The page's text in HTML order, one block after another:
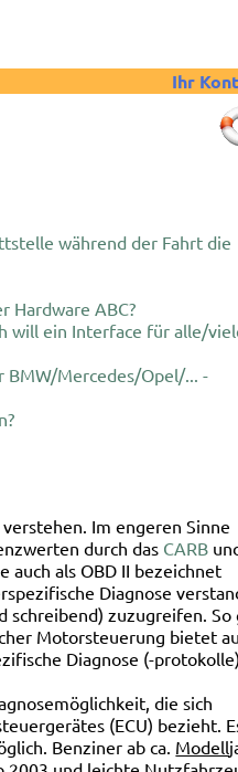
Ihr
während der Fahrt die
Hardware ABC?
will ein Interface für alle/
BMW/Mercedes/Opel/... -
Im engeren Sinne
durch das CARB
als OBD II bezeichnet
Diagnose
schreibend) zuzugreifen. So
Motorsteuerung bietet
Diagnose (-protokolle)
die sich
(ECU) bezieht.
Benziner ab ca. Modell